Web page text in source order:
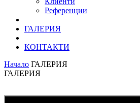
Референции
ГАЛЕРИЯ
КОНТАКТИ
Начало ГАЛЕРИЯ
ГАЛЕРИЯ